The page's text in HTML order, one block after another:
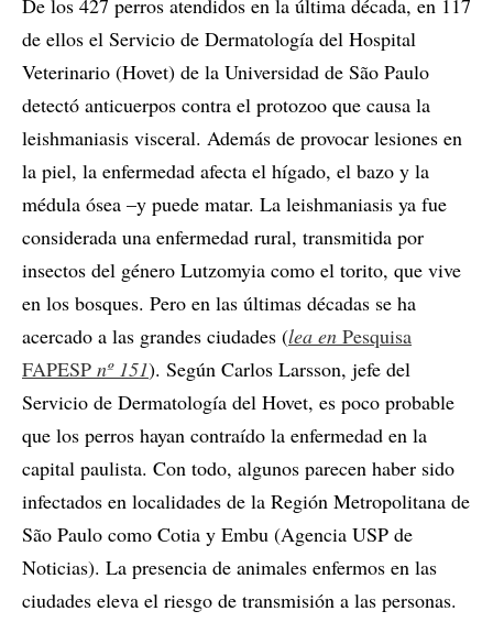
de ellos el Servicio de Dermatología del Hospital
Veterinario (Hovet) de la Universidad de São Paulo
detectó anticuerpos contra el protozoo que causa la
leishmaniasis visceral. Además de provocar lesiones en
la piel, la enfermedad afecta el hígado, el bazo y la
médula ósea –y puede matar. La leishmaniasis ya fue
considerada una enfermedad rural, transmitida por
insectos del género Lutzomyia como el torito, que vive
en los bosques. Pero en las últimas décadas se ha
acercado a las grandes ciudades (lea en Pesquisa
FAPESP nº 151). Según Carlos Larsson, jefe del
Servicio de Dermatología del Hovet, es poco probable
que los perros hayan contraído la enfermedad en la
capital paulista. Con todo, algunos parecen haber sido
infectados en localidades de la Región Metropolitana de
São Paulo como Cotia y Embu (Agencia USP de
Noticias). La presencia de animales enfermos en las
ciudades eleva el riesgo de transmisión a las personas.